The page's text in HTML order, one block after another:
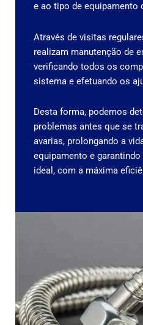
e ao tipo de equipamento
Através de visitas
realizam manutenção de
verificando todos os
sistema e efetuando os
Desta forma, podemos
problemas antes que se
avarias, prolongando a
equipamento e
ideal, com a máxima